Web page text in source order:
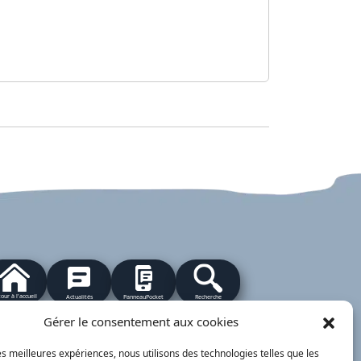
Gérer le consentement aux cookies
meilleures expériences, nous utilisons des technologies telles que les
à l'accueil Actualités PanneauPocket Recherche
Démarches
Contacts
Mentions
Plan du site